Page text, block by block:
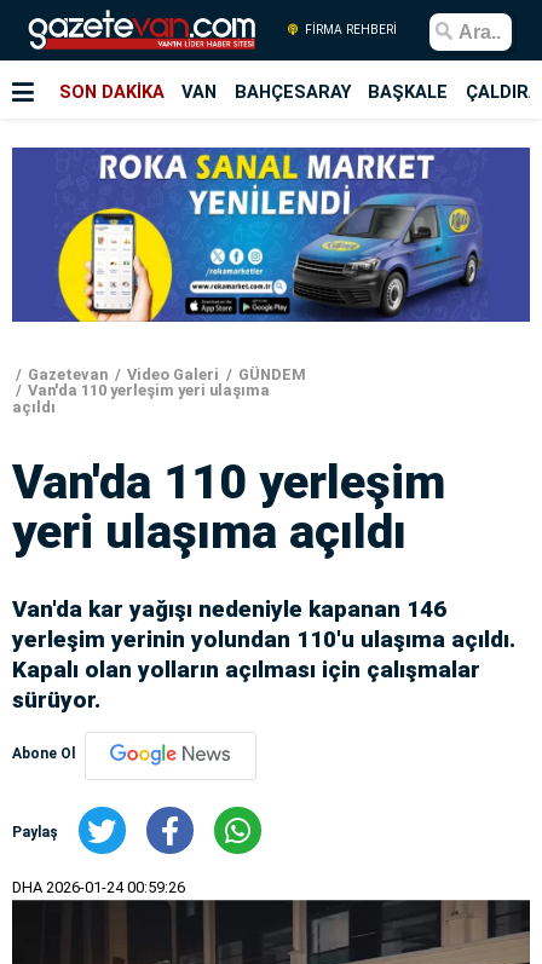
FİRMA REHBERİ
SON DAKİKA VAN BAHÇESARAY BAŞKALE
Gazetevan Video Galeri
GÜNDEM
Van'da 110 yerleşim yeri ulaşıma
açıldı
Van'da 110 yerleşim
yeri ulaşıma açıldı
Van'da kar yağışı nedeniyle kapanan 146
yerleşim yerinin yolundan 110'u ulaşıma açıldı.
Kapalı olan yolların açılması için çalışmalar
sürüyor.
Abone Ol
Paylaş
DHA 2026-01-24 00:59:26